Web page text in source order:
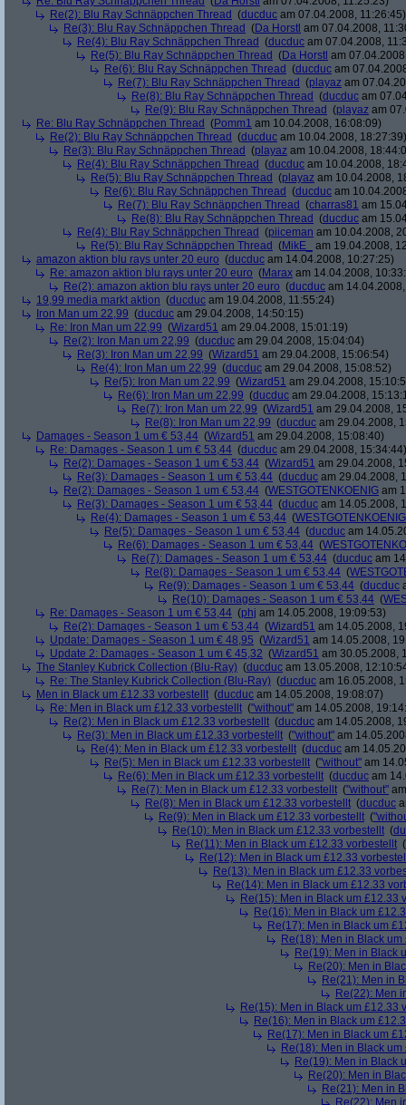
Re(2): Blu Ray Schnäppchen Thread (ducduc am 07.04.2008, 11:26:45)
Re(3): Blu Ray Schnäppchen Thread (Da Horstl am 07.04.2008,
Re(4): Blu Ray Schnäppchen Thread (ducduc am 07.04.2008,
Re(5): Blu Ray Schnäppchen Thread (Da Horstl am
Re(6): Blu Ray Schnäppchen Thread (ducduc am
Re(7): Blu Ray Schnäppchen Thread (playaz am
Re(8): Blu Ray Schnäppchen Thread (ducduc am
Re(9): Blu Ray Schnäppchen Thread (playaz am
Re: Blu Ray Schnäppchen Thread (Pomm1 am 10.04.2008, 16:08:09)
Re(2): Blu Ray Schnäppchen Thread (ducduc am 10.04.2008, 18:27:39)
Re(3): Blu Ray Schnäppchen Thread (playaz am 10.04.2008,
Re(4): Blu Ray Schnäppchen Thread (ducduc am 10.04.2008,
Re(5): Blu Ray Schnäppchen Thread (playaz am 10.04.2008,
Re(6): Blu Ray Schnäppchen Thread (ducduc am
Re(7): Blu Ray Schnäppchen Thread (charras81 am
Re(8): Blu Ray Schnäppchen Thread (ducduc am
Re(4): Blu Ray Schnäppchen Thread (piiceman am 10.04.2008,
Re(5): Blu Ray Schnäppchen Thread (MikE_
am 19.04.2008,
amazon aktion blu rays unter 20 euro (ducduc am 14.04.2008, 10:27:25)
Re: amazon aktion blu rays unter 20 euro (Marax am 14.04.2008,
Re(2): amazon aktion blu rays unter 20 euro (ducduc am
19,99 media markt aktion (ducduc am 19.04.2008, 11:55:24)
Iron Man um 22,99 (ducduc am 29.04.2008, 14:50:15)
Re: Iron Man um 22,99 (Wizard51 am 29.04.2008, 15:01:19)
Re(2): Iron Man um 22,99 (ducduc am 29.04.2008, 15:04:04)
Re(3): Iron Man um 22,99 (Wizard51 am 29.04.2008, 15:06:54)
Re(4): Iron Man um 22,99 (ducduc am 29.04.2008, 15:08:52)
Re(5): Iron Man um 22,99 (Wizard51 am 29.04.2008,
Re(6): Iron Man um 22,99 (ducduc am 29.04.2008,
Re(7): Iron Man um 22,99 (Wizard51 am 29.04.2008,
Re(8): Iron Man um 22,99 (ducduc am 29.04.2008,
Damages - Season 1 um € 53,44 (Wizard51 am 29.04.2008, 15:08:40)
Re: Damages - Season 1 um € 53,44 (ducduc am 29.04.2008, 15:34:44)
Re(2): Damages - Season 1 um € 53,44 (Wizard51 am 29.04.2008,
Re(3): Damages - Season 1 um € 53,44 (ducduc am 29.04.2008,
Re(2): Damages - Season 1 um € 53,44 (WESTGOTENKOENIG am
Re(3): Damages - Season 1 um € 53,44 (ducduc am 14.05.2008,
Re(4): Damages - Season 1 um € 53,44 (WESTGOTENKOENIG
Re(5): Damages - Season 1 um € 53,44 (ducduc am
Re(6): Damages - Season 1 um € 53,44 (
Re(7): Damages - Season 1 um € 53,44 (ducduc am
Re(8): Damages - Season 1 um € 53,44 (
Re(9): Damages - Season 1 um € 53,44 (ducduc
Re(10): Damages - Season 1 um € 53,44 (
Re: Damages - Season 1 um € 53,44 (phj am 14.05.2008, 19:09:53)
Re(2): Damages - Season 1 um € 53,44 (Wizard51 am 14.05.2008,
Update: Damages - Season 1 um € 48,95 (Wizard51 am 14.05.2008,
Update 2: Damages - Season 1 um € 45,32 (Wizard51 am 30.05.2008,
The Stanley Kubrick Collection (Blu-Ray) (ducduc am 13.05.2008,
Re: The Stanley Kubrick Collection (Blu-Ray) (ducduc am 16.05.2008,
Men in Black um £12.33 vorbestellt (ducduc am 14.05.2008, 19:08:07)
Re: Men in Black um £12.33 vorbestellt ("without" am 14.05.2008,
Re(2): Men in Black um £12.33 vorbestellt (ducduc am 14.05.2008,
Re(3): Men in Black um £12.33 vorbestellt ("without" am
Re(4): Men in Black um £12.33 vorbestellt (ducduc am
Re(5): Men in Black um £12.33 vorbestellt ("without" am
Re(6): Men in Black um £12.33 vorbestellt (ducduc am
Re(7): Men in Black um £12.33 vorbestellt ("without"
Re(8): Men in Black um £12.33 vorbestellt (ducduc
Re(9): Men in Black um £12.33 vorbestellt (
Re(10): Men in Black um £12.33 vorbestellt (
Re(11): Men in Black um £12.33 vorbestellt (
Re(12): Men in Black um £12.33
Re(13): Men in Black um £12.33
Re(14): Men in Black um £12.33
Re(15): Men in Black um £12.33
Re(16): Men in Black um
Re(17): Men in Black um
Re(18): Men in Black
Re(19): Men in Black
Re(20): Men in
Re(21): Men in
Re(22): Men
Re(15): Men in Black um £12.33
Re(16): Men in Black um
Re(17): Men in Black um
Re(18): Men in Black
Re(19): Men in Black
Re(20): Men in
Re(21): Men in
Re(22): Men